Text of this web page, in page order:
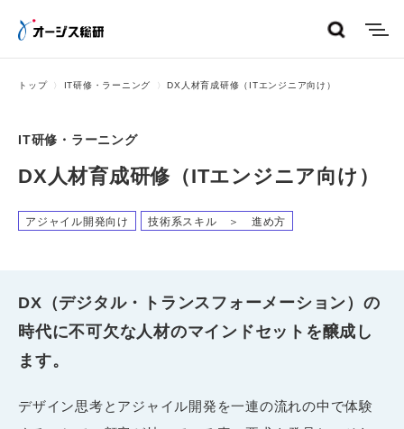
トップ IT研修・ラーニング DX人材育成研修（ITエンジニア向け）
IT研修・ラーニング
DX人材育成研修（ITエンジニア向け）
アジャイル開発向け 技術系スキル ＞ 進め方
DX（デジタル・トランスフォーメーション）の
時代に不可欠な人材のマインドセットを醸成し
ます。
デザイン思考とアジャイル開発を一連の流れの中で体験